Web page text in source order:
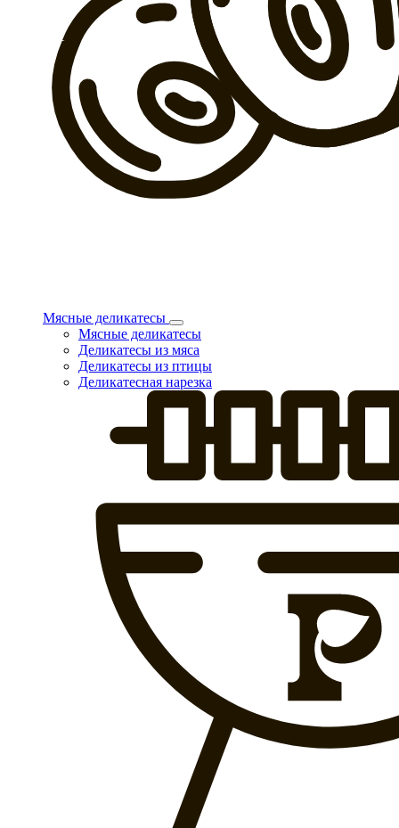
Мясные деликатесы
Мясные деликатесы
Деликатесы из мяса
Деликатесы из птицы
Деликатесная нарезка